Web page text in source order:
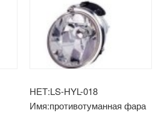
НЕТ:LS-HYL-018
Имя:противотуманная фара